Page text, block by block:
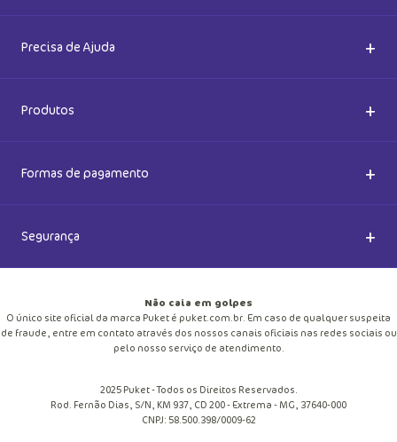
Quem somos
Meias do Bem
Seja um Franqueado
Cupom de desconto
Blog
Precisa de Ajuda +
Dúvidas Frequentes
Como comprar
Política de Privacidade
Produtos +
Acessórios
Meias
Moda Praia
Formas de pagamento +
Segurança +
Não caia em golpes
O único site oficial da marca Puket é puket.com.br. Em caso de qualquer suspeita
de fraude, entre em contato através dos nossos canais oficiais nas redes sociais ou
pelo nosso serviço de atendimento.
2025 Puket - Todos os Direitos Reservados.
Rod. Fernão Dias, S/N, KM 937, CD 200 - Extrema - MG, 37640-000
CNPJ: 58.500.398/0009-62